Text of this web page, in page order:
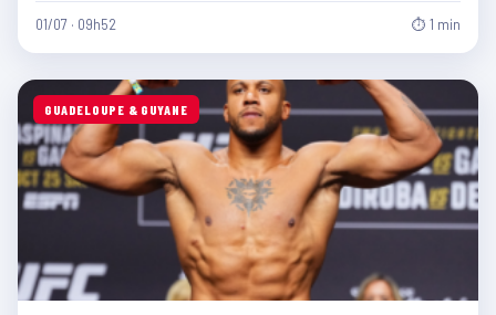
01/07 · 09h52 ⏱ 1 min
GUADELOUPE & GUYANE